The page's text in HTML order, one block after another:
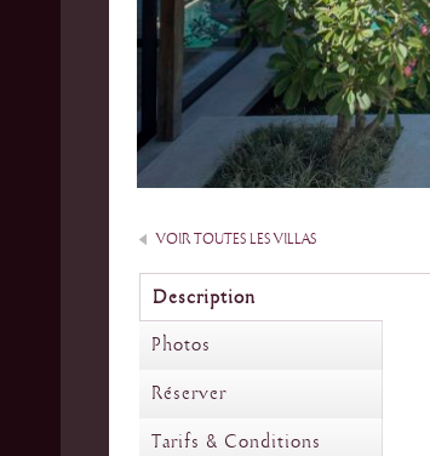
VOIR TOUTES LES VILLAS
Description
Photos
Réserver
Tarifs & Conditions